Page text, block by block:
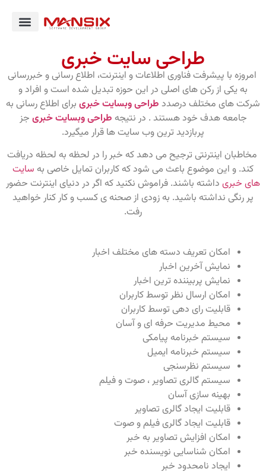
طراحی سایت خبری
امروزه با پیشرفت فناوری اطلاعات و اینترنت، اطلاع رسانی و خبررسانی
به یکی از رکن های اصلی در این حوزه تبدیل شده است و افراد و
شرکت های مختلف درصدد طراحی وبسایت خبری برای اطلاع رسانی به
جامعه هدف خود هستند . در نتیجه طراحی وبسایت خبری جز
پربازدید ترین وب سایت ها قرار میگیرد.
مخاطبان اینترنتی ترجیح می دهد که خبر را در لحظه به لحظه دریافت
کند. و این موضوع باعث می شود که کاربران تمایل خاصی به سایت
های خبری داشته باشند. فراموش نکنید که اگر در دنیای اینترنت حضور
پر رنگی نداشته باشید. به زودی از صحنه ی کسب و کار کنار خواهید
رفت.
امکان تعریف دسته های مختلف اخبار
نمایش آخرین اخبار
نمایش پربیننده ترین اخبار
امکان ارسال نظر توسط کاربران
قابلیت رای دهی توسط کاربران
محیط مدیریت حرفه ای و آسان
سیستم خبرنامه پیامکی
سیستم خبرنامه ایمیل
سیستم نظرسنجی
سیستم گالری تصاویر ، صوت و فیلم
بهینه سازی آسان
قابلیت ایجاد گالری تصاویر
قابلیت ایجاد گالری فیلم و صوت
امکان افزایش تصاویر به خبر
امکان شناسایی نویسنده خبر
ایجاد نامحدود خبر